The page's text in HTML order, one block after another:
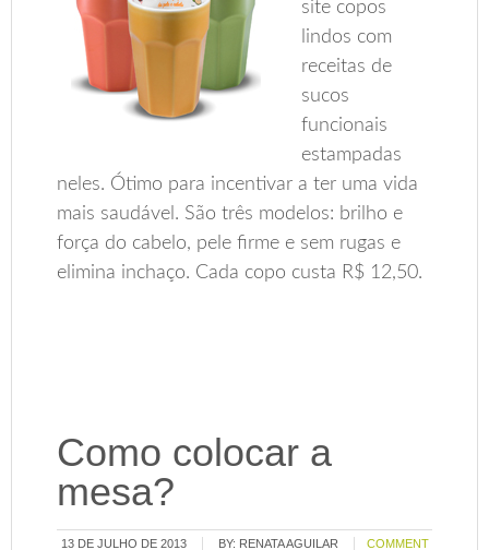
site copos
lindos com
receitas de
sucos
funcionais
estampadas
neles. Ótimo para incentivar a ter uma vida
mais saudável. São três modelos: brilho e
força do cabelo, pele firme e sem rugas e
elimina inchaço. Cada copo custa R$ 12,50.
Como colocar a
mesa?
13 DE JULHO DE 2013 BY: RENATA AGUILAR COMMENT